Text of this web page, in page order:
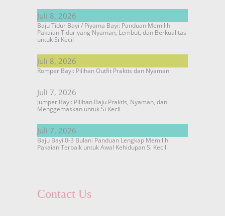
Juli 8, 2026
Baju Tidur Bayi / Piyama Bayi: Panduan Memilih
Pakaian Tidur yang Nyaman, Lembut, dan Berkualitas
untuk Si Kecil
Juli 8, 2026
Romper Bayi: Pilihan Outfit Praktis dan Nyaman
Juli 7, 2026
Jumper Bayi: Pilihan Baju Praktis, Nyaman, dan
Menggemaskan untuk Si Kecil
Juli 7, 2026
Baju Bayi 0-3 Bulan: Panduan Lengkap Memilih
Pakaian Terbaik untuk Awal Kehidupan Si Kecil
Contact Us